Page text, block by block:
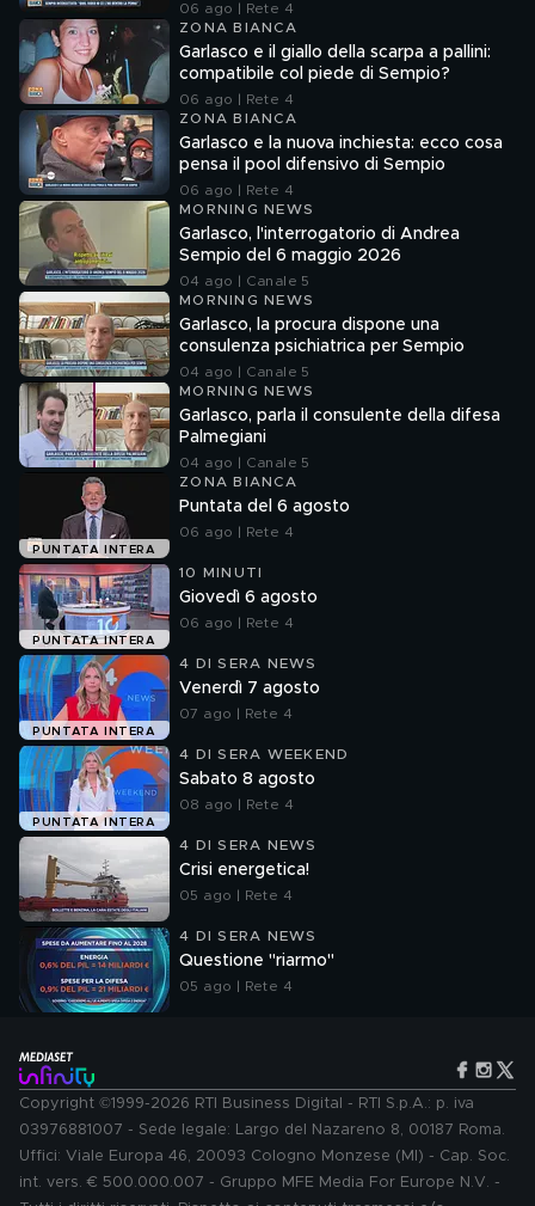
06 ago | Rete 4
ZONA BIANCA
Garlasco e il giallo della scarpa a pallini:
compatibile col piede di Sempio?
06 ago | Rete 4
ZONA BIANCA
Garlasco e la nuova inchiesta: ecco cosa
pensa il pool difensivo di Sempio
06 ago | Rete 4
MORNING NEWS
Garlasco, l'interrogatorio di Andrea
Sempio del 6 maggio 2026
04 ago | Canale 5
MORNING NEWS
Garlasco, la procura dispone una
consulenza psichiatrica per Sempio
04 ago | Canale 5
MORNING NEWS
Garlasco, parla il consulente della difesa
Palmegiani
04 ago | Canale 5
PUNTATA INTERA
ZONA BIANCA
Puntata del 6 agosto
06 ago | Rete 4
PUNTATA INTERA
10 MINUTI
Giovedì 6 agosto
06 ago | Rete 4
PUNTATA INTERA
4 DI SERA NEWS
Venerdì 7 agosto
07 ago | Rete 4
PUNTATA INTERA
4 DI SERA WEEKEND
Sabato 8 agosto
08 ago | Rete 4
4 DI SERA NEWS
Crisi energetica!
05 ago | Rete 4
4 DI SERA NEWS
Questione "riarmo"
05 ago | Rete 4
Copyright ©1999-2026 RTI Business Digital - RTI S.p.A.: p. iva
03976881007 - Sede legale: Largo del Nazareno 8, 00187 Roma.
Uffici: Viale Europa 46, 20093 Cologno Monzese (MI) - Cap. Soc.
int. vers. € 500.000.007 - Gruppo MFE Media For Europe N.V. -